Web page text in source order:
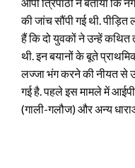
की जांच सौंपी गई थी.
हैं कि दो युवकों ने उन्हें
थी. इन बयानों के बूते
लज्जा भंग करने की नीयत से
गई है. पहले इस मामले में
(गाली-गलौज) और अन्य